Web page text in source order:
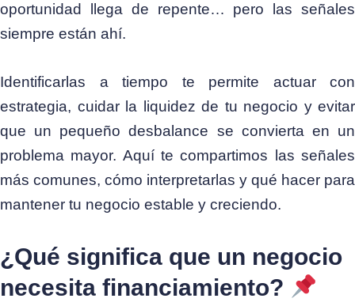
oportunidad llega de repente… pero las señales
siempre están ahí.
Identificarlas a tiempo te permite actuar con
estrategia, cuidar la liquidez de tu negocio y evitar
que un pequeño desbalance se convierta en un
problema mayor. Aquí te compartimos las señales
más comunes, cómo interpretarlas y qué hacer para
mantener tu negocio estable y creciendo.
¿Qué significa que un negocio
necesita financiamiento?